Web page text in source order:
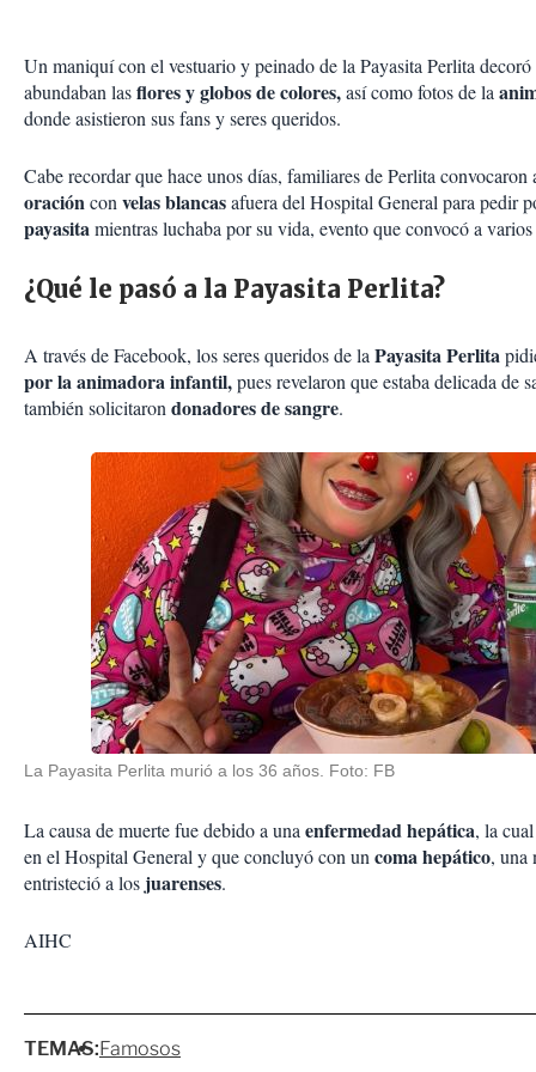
Un maniquí con el vestuario y peinado de la Payasita Perlita
abundaban lasflores y globos de colores,así como fotos de la
donde asistieron sus fans y seres queridos.
Cabe recordar que hace unos días, familiares de Perlita
oraciónconvelas blancasafuera del Hospital General para pedir
payasitamientras luchaba por su vida, evento que convocó a varios
¿Qué le pasó a la Payasita Perlita?
A través de Facebook, los seres queridos de laPayasita Perlita
por la animadora infantil,pues revelaron que estaba delicada de
también solicitarondonadores de sangre.
La Payasita Perlita murió a los 36 años. Foto: FB
La causa de muerte fue debido a unaenfermedad hepática, la
en el Hospital General y que concluyó con uncoma hepático, una
entristeció a los juarenses.
AIHC
TEMAS:Famosos